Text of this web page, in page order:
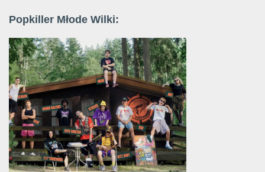
Popkiller Młode Wilki: